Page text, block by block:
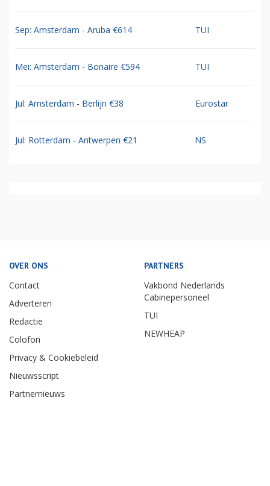
Sep: Amsterdam - Aruba €614 TUI
Mei: Amsterdam - Bonaire €594 TUI
Jul: Amsterdam - Berlijn €38 Eurostar
Jul: Rotterdam - Antwerpen €21 NS
OVER ONS
Contact
Adverteren
Redactie
Colofon
Privacy & Cookiebeleid
Nieuwsscript
Partnernieuws
PARTNERS
Vakbond Nederlands
Cabinepersoneel
TUI
NEWHEAP